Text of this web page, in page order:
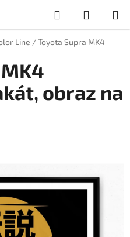
Hledat
KOŠÍK
Line /Toyota Supra MK4
obraz na